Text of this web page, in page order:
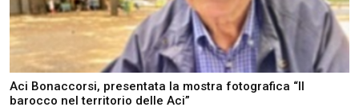
Aci Bonaccorsi, presentata la mostra fotografica “Il
barocco nel territorio delle Aci”